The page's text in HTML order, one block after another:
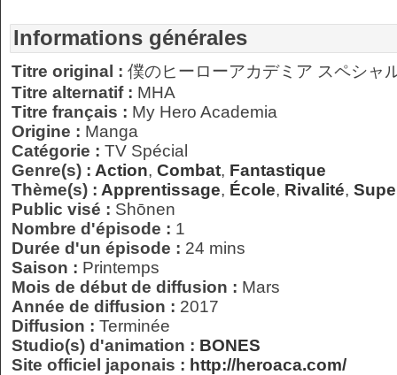
Informations générales
Titre original : 僕のヒーローアカデミア スペシャ
Titre alternatif : MHA
Titre français : My Hero Academia
Origine : Manga
Catégorie : TV Spécial
Genre(s) : Action, Combat, Fantastique
Thème(s) : Apprentissage, École, Rivalité,
Public visé : Shōnen
Nombre d'épisode : 1
Durée d'un épisode : 24 mins
Saison : Printemps
Mois de début de diffusion : Mars
Année de diffusion : 2017
Diffusion : Terminée
Studio(s) d'animation : BONES
Site officiel japonais : http://heroaca.com/